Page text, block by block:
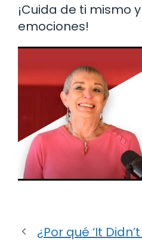
¡Cuida de ti mismo
emociones!
¿Por qué ‘It